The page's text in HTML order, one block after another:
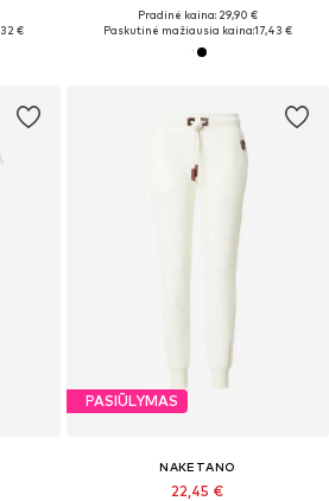
€
Pradinė kaina: 29,90 €
Paskutinė mažiausia kaina:17,43 €
PASIŪLYMAS
NAKETANO
22,45 €